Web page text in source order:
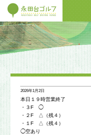
2026年1月2日
本日１９時営業終了
・３F ◯
・２F △（残４）
・１F △（残４）
◯空あり